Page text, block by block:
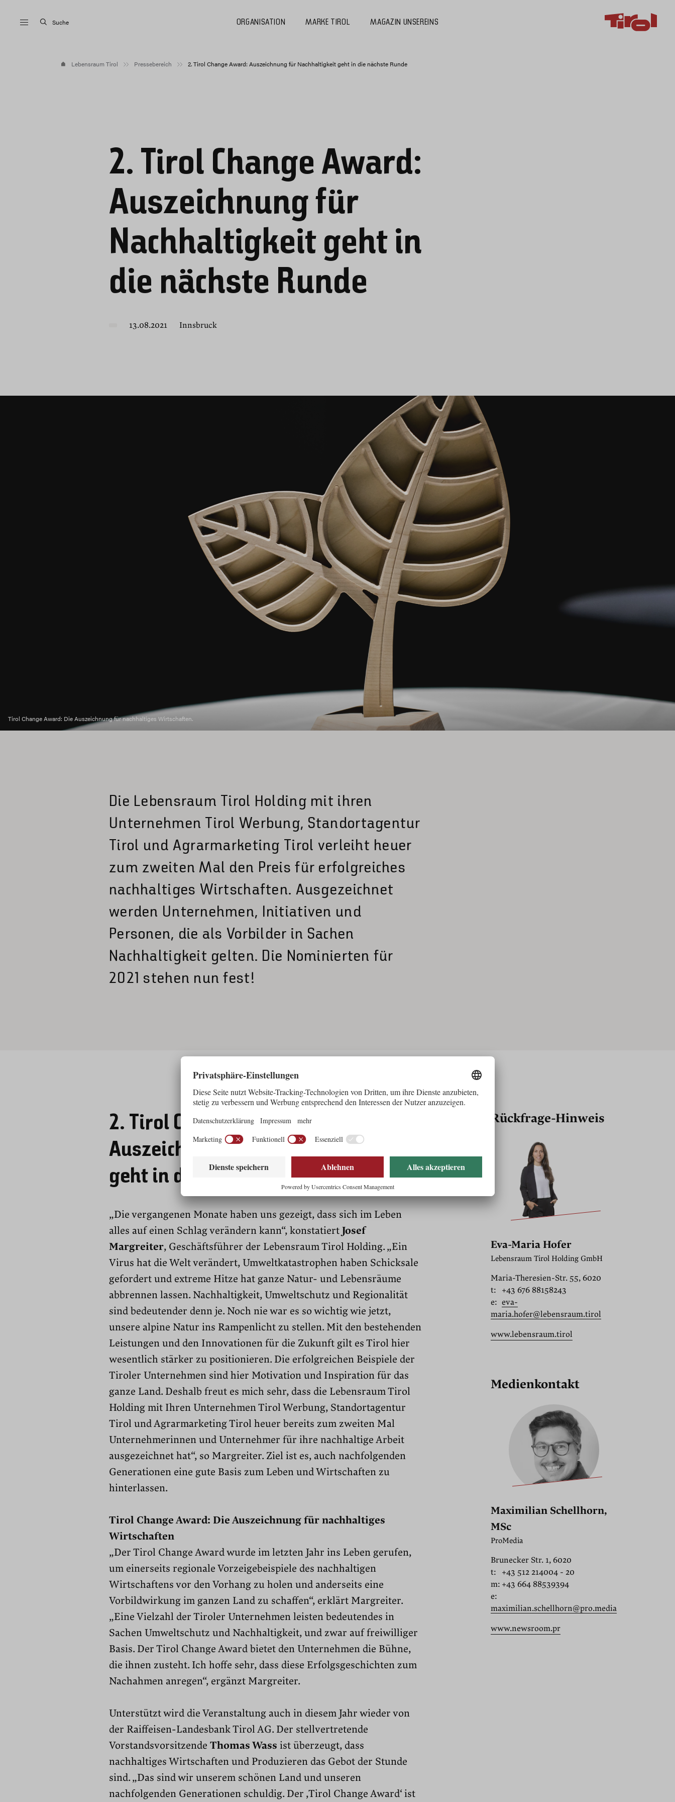
Suche ORGANISATION MARKE TIROL MAGAZIN UNSEREINS
Lebensraum Tirol Pressebereich 2. Tirol Change Award: Auszeichnung für Nachhaltigkeit geht in die nächste Runde
2. Tirol Change Award:
Auszeichnung für
Nachhaltigkeit geht in
die nächste Runde
13.08.2021 Innsbruck
Tirol Change Award: Die Auszeichnung für nachhaltiges Wirtschaften.
Die Lebensraum Tirol Holding mit ihren
Unternehmen Tirol Werbung, Standortagentur
Tirol und Agrarmarketing Tirol verleiht heuer
zum zweiten Mal den Preis für erfolgreiches
nachhaltiges Wirtschaften. Ausgezeichnet
werden Unternehmen, Initiativen und
Personen, die als Vorbilder in Sachen
Nachhaltigkeit gelten. Die Nominierten für
2021 stehen nun fest!
2. Tirol Change Award:
Auszeichnung für Nachhaltigkeit
geht in die nächste Runde
„Die vergangenen Monate haben uns gezeigt, dass sich im Leben
alles auf einen Schlag verändern kann“, konstatiert Josef
Margreiter, Geschäftsführer der Lebensraum Tirol Holding. „Ein
Virus hat die Welt verändert, Umweltkatastrophen haben Schicksale
gefordert und extreme Hitze hat ganze Natur- und Lebensräume
abbrennen lassen. Nachhaltigkeit, Umweltschutz und Regionalität
sind bedeutender denn je. Noch nie war es so wichtig wie jetzt,
unsere alpine Natur ins Rampenlicht zu stellen. Mit den bestehenden
Leistungen und den Innovationen für die Zukunft gilt es Tirol hier
wesentlich stärker zu positionieren. Die erfolgreichen Beispiele der
Tiroler Unternehmen sind hier Motivation und Inspiration für das
ganze Land. Deshalb freut es mich sehr, dass die Lebensraum Tirol
Holding mit Ihren Unternehmen Tirol Werbung, Standortagentur
Tirol und Agrarmarketing Tirol heuer bereits zum zweiten Mal
Unternehmerinnen und Unternehmer für ihre nachhaltige Arbeit
ausgezeichnet hat“, so Margreiter. Ziel ist es, auch nachfolgenden
Generationen eine gute Basis zum Leben und Wirtschaften zu
hinterlassen.
Tirol Change Award: Die Auszeichnung für nachhaltiges
Wirtschaften
„Der Tirol Change Award wurde im letzten Jahr ins Leben gerufen,
um einerseits regionale Vorzeigebeispiele des nachhaltigen
Wirtschaftens vor den Vorhang zu holen und anderseits eine
Vorbildwirkung im ganzen Land zu schaffen“, erklärt Margreiter.
„Eine Vielzahl der Tiroler Unternehmen leisten bedeutendes in
Sachen Umweltschutz und Nachhaltigkeit, und zwar auf freiwilliger
Basis. Der Tirol Change Award bietet den Unternehmen die Bühne,
die ihnen zusteht. Ich hoffe sehr, dass diese Erfolgsgeschichten zum
Nachahmen anregen“, ergänzt Margreiter.
Unterstützt wird die Veranstaltung auch in diesem Jahr wieder von
der Raiffeisen-Landesbank Tirol AG. Der stellvertretende
Vorstandsvorsitzende Thomas Wass ist überzeugt, dass
nachhaltiges Wirtschaften und Produzieren das Gebot der Stunde
sind. „Das sind wir unserem schönen Land und unseren
nachfolgenden Generationen schuldig. Der ,Tirol Change Award‘ ist
Rückfrage-Hinweis
Eva-Maria Hofer
Lebensraum Tirol Holding GmbH
Maria-Theresien-Str. 55, 6020
t:
+43 676 88158243
e: eva-
maria.hofer@lebensraum.tirol
www.lebensraum.tirol
Medienkontakt
Maximilian Schellhorn,
MSc
ProMedia
Brunecker Str. 1, 6020
t:
+43 512 214004 - 20
m: +43 664 88539394
e:
maximilian.schellhorn@pro.media
www.newsroom.pr